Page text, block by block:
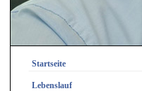
Startseite
Lebenslauf